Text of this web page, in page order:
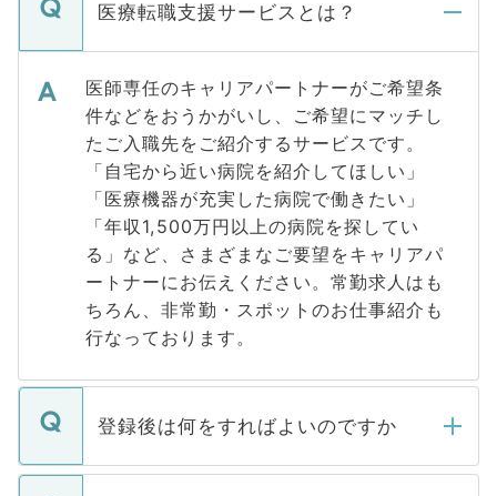
医療転職支援サービスとは？
医師専任のキャリアパートナーがご希望条
件などをおうかがいし、ご希望にマッチし
たご入職先をご紹介するサービスです。
「自宅から近い病院を紹介してほしい」
「医療機器が充実した病院で働きたい」
「年収1,500万円以上の病院を探してい
る」など、さまざまなご要望をキャリアパ
ートナーにお伝えください。常勤求人はも
ちろん、非常勤・スポットのお仕事紹介も
行なっております。
登録後は何をすればよいのですか
ご登録いただきましたら、弊社担当者がご